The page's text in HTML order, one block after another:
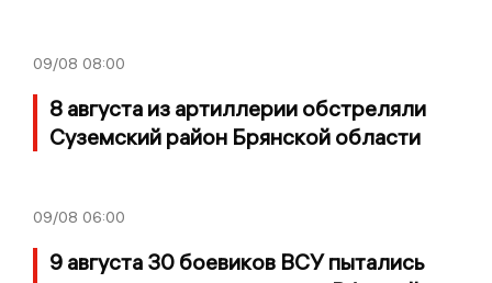
09/08 08:00
8 августа из артиллерии обстреляли
Суземский район Брянской области
09/08 06:00
9 августа 30 боевиков ВСУ пытались